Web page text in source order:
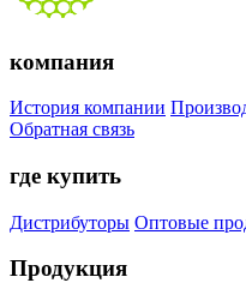
компания
История компании
Обратная связь
где купить
Дистрибуторы Оптовые
Продукция